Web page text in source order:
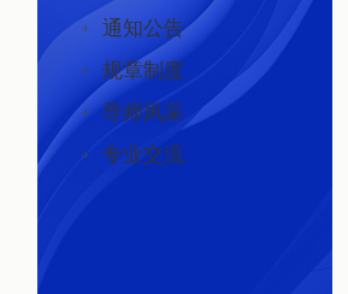
通知公告
规章制度
导师风采
专业交流